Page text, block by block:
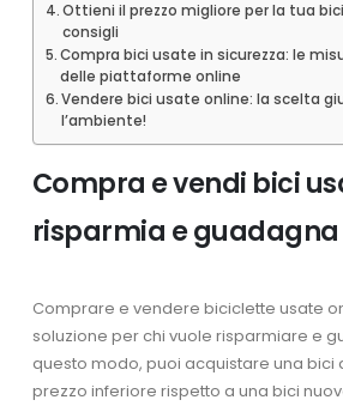
Ottieni il prezzo migliore per la tua
consigli
Compra bici usate in sicurezza: le
delle piattaforme online
Vendere bici usate online: la scelta
l’ambiente!
Compra e vendi bici
risparmia e
Comprare e vendere biciclette usate
soluzione per chi vuole risparmiare e
questo modo, puoi acquistare una bici
prezzo inferiore rispetto a una bici